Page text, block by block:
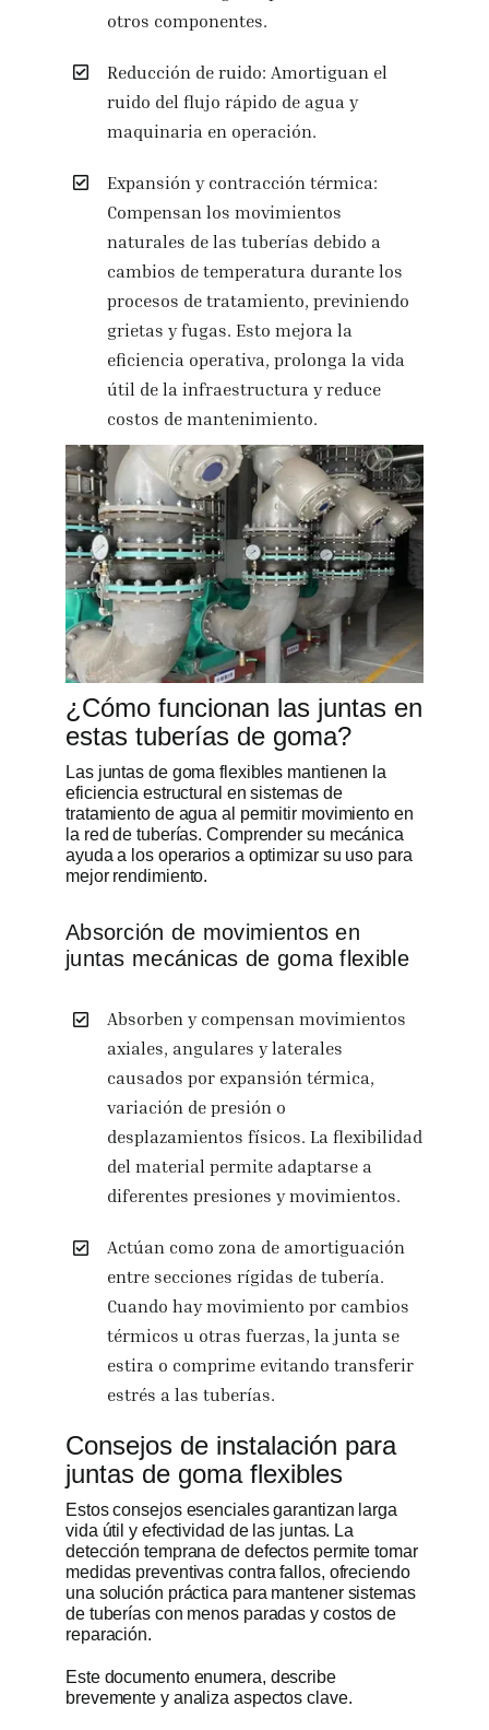
otros componentes.
Reducción de ruido: Amortiguan el
ruido del flujo rápido de agua y
maquinaria en operación.
Expansión y contracción térmica:
Compensan los movimientos
naturales de las tuberías debido a
cambios de temperatura durante los
procesos de tratamiento, previniendo
grietas y fugas. Esto mejora la
eficiencia operativa, prolonga la vida
útil de la infraestructura y reduce
costos de mantenimiento.
¿Cómo funcionan las juntas en
estas tuberías de goma?
Las juntas de goma flexibles mantienen la
eficiencia estructural en sistemas de
tratamiento de agua al permitir movimiento en
la red de tuberías. Comprender su mecánica
ayuda a los operarios a optimizar su uso para
mejor rendimiento.
Absorción de movimientos en
juntas mecánicas de goma flexible
Absorben y compensan movimientos
axiales, angulares y laterales
causados por expansión térmica,
variación de presión o
desplazamientos físicos. La flexibilidad
del material permite adaptarse a
diferentes presiones y movimientos.
Actúan como zona de amortiguación
entre secciones rígidas de tubería.
Cuando hay movimiento por cambios
térmicos u otras fuerzas, la junta se
estira o comprime evitando transferir
estrés a las tuberías.
Consejos de instalación para
juntas de goma flexibles
Estos consejos esenciales garantizan larga
vida útil y efectividad de las juntas. La
detección temprana de defectos permite tomar
medidas preventivas contra fallos, ofreciendo
una solución práctica para mantener sistemas
de tuberías con menos paradas y costos de
reparación.
Este documento enumera, describe
brevemente y analiza aspectos clave.